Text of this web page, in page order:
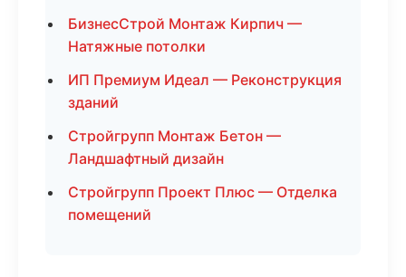
БизнесСтрой Монтаж Кирпич —
Натяжные потолки
ИП Премиум Идеал — Реконструкция
зданий
Стройгрупп Монтаж Бетон —
Ландшафтный дизайн
Стройгрупп Проект Плюс — Отделка
помещений